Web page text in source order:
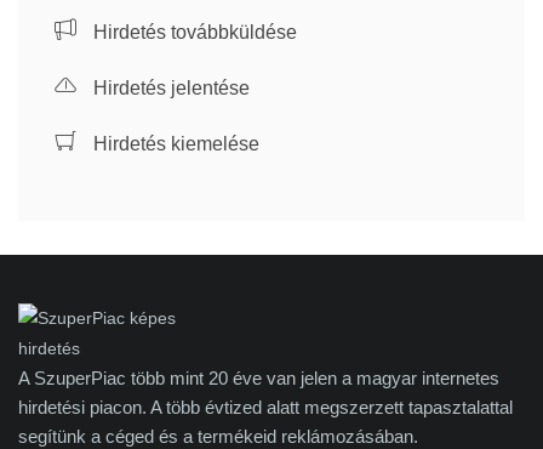
Hirdetés továbbküldése
Hirdetés jelentése
Hirdetés kiemelése
A SzuperPiac több mint 20 éve van jelen a magyar internetes
hirdetési piacon. A több évtized alatt megszerzett tapasztalattal
segítünk a céged és a termékeid reklámozásában.